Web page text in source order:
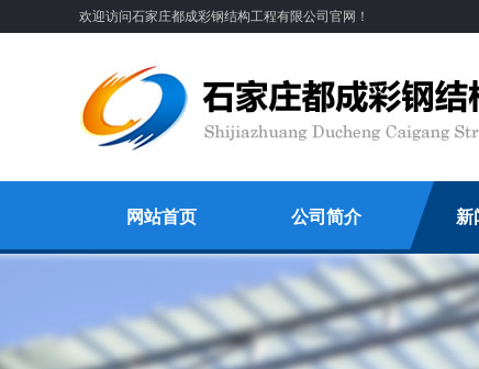
欢迎访问石家庄都成彩钢结构工程有限公司官网！
网站首页 公司简介 新